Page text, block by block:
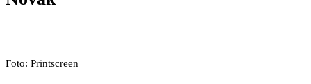
Foto: Printscreen